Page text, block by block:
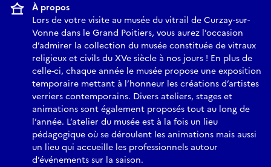
À propos
Lors de votre visite au musée du vitrail de Curzay-sur-
Vonne dans le Grand Poitiers, vous aurez l’occasion
d’admirer la collection du musée constituée de vitraux
religieux et civils du XVe siècle à nos jours ! En plus de
celle-ci, chaque année le musée propose une exposition
temporaire mettant à l’honneur les créations d’artistes
verriers contemporains. Divers ateliers, stages et
animations sont également proposés tout au long de
l’année. L’atelier du musée est à la fois un lieu
pédagogique où se déroulent les animations mais aussi
un lieu qui accueille les professionnels autour
d’événements sur la saison.